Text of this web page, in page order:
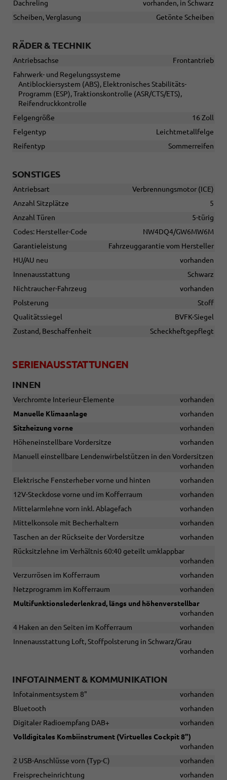
Dachreling
vorhanden, in Schwarz
Scheiben, Verglasung
Getönte Scheiben
RÄDER & TECHNIK
Antriebsachse
Frontantrieb
Fahrwerk- und Regelungssysteme
Antiblockiersystem (ABS), Elektronisches Stabilitäts-
Programm (ESP), Traktionskontrolle (ASR/CTS/ETS),
Reifendruckkontrolle
Felgengröße
16 Zoll
Felgentyp
Leichtmetallfelge
Reifentyp
Sommerreifen
SONSTIGES
Antriebsart
Verbrennungsmotor (ICE)
Anzahl Sitzplätze
5
Anzahl Türen
5-türig
Codes: Hersteller-Code
NW4DQ4/GW6MW6M
Garantieleistung
Fahrzeuggarantie vom Hersteller
HU/AU neu
vorhanden
Innenausstattung
Schwarz
Nichtraucher-Fahrzeug
vorhanden
Polsterung
Stoff
Qualitätssiegel
BVFK-Siegel
Zustand, Beschaffenheit
Scheckheftgepflegt
SERIENAUSSTATTUNGEN
INNEN
Verchromte Interieur-Elemente
vorhanden
Manuelle Klimaanlage
vorhanden
Sitzheizung vorne
vorhanden
Höheneinstellbare Vordersitze
vorhanden
Manuell einstellbare Lendenwirbelstützen in den Vordersitzen
vorhanden
Elektrische Fensterheber vorne und hinten
vorhanden
12V-Steckdose vorne und im Kofferraum
vorhanden
Mittelarmlehne vorn inkl. Ablagefach
vorhanden
Mittelkonsole mit Becherhaltern
vorhanden
Taschen an der Rückseite der Vordersitze
vorhanden
Rücksitzlehne im Verhältnis 60:40 geteilt umklappbar
vorhanden
Verzurrösen im Kofferraum
vorhanden
Netzprogramm im Kofferraum
vorhanden
Multifunktionslederlenkrad, längs und höhenverstellbar
vorhanden
4 Haken an den Seiten im Kofferraum
vorhanden
Innenausstattung Loft, Stoffpolsterung in Schwarz/Grau
vorhanden
INFOTAINMENT & KOMMUNIKATION
Infotainmentsystem 8"
vorhanden
Bluetooth
vorhanden
Digitaler Radioempfang DAB+
vorhanden
Volldigitales Kombiinstrument (Virtuelles Cockpit 8")
vorhanden
2 USB-Anschlüsse vorn (Typ-C)
vorhanden
Freisprecheinrichtung
vorhanden